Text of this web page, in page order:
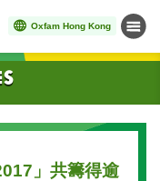
Oxfam Hong Kong Menu
」共籌得逾